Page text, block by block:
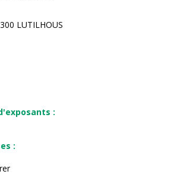
LUTILHOUS
:
: